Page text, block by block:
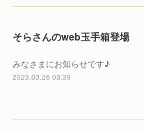
そらさんのweb玉手箱登場
みなさまにお知らせです♪
2023.03.26 03:39